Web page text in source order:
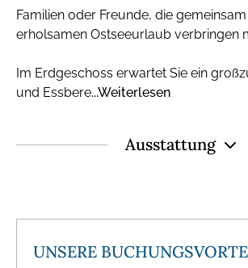
Familien oder Freunde, die
erholsamen Ostseeurlaub verbringen
Im Erdgeschoss erwartet Sie ein
und Essbere...Weiterlesen
Ausstattung
UNSERE